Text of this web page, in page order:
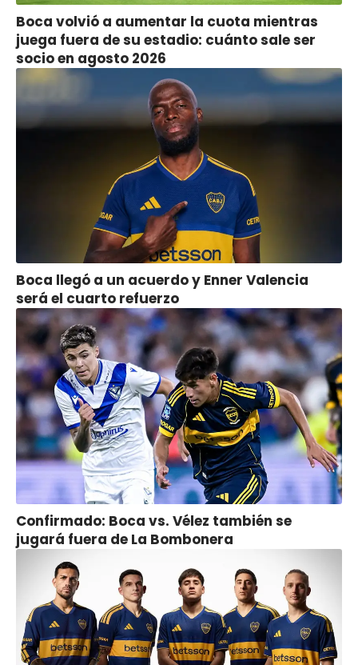
Boca volvió a aumentar la cuota mientras
juega fuera de su estadio: cuánto sale ser
socio en agosto 2026
Boca llegó a un acuerdo y Enner Valencia
será el cuarto refuerzo
Confirmado: Boca vs. Vélez también se
jugará fuera de La Bombonera